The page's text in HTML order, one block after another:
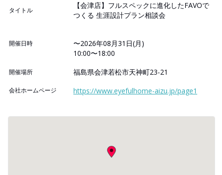
タイトル
【会津店】フルスペックに進化したFAVOで
つくる 生涯設計プラン相談会
開催日時
〜2026年08月31日(月)
10:00〜18:00
開催場所 福島県会津若松市天神町23-21
会社ホームページ https://www.eyefulhome-aizu.jp/page1